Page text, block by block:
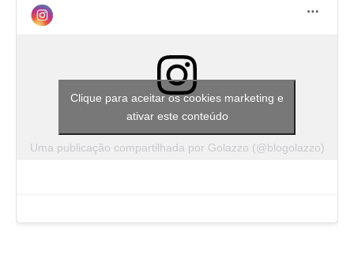
Uma publicação compartilhada por Golazzo (@blogolazzo)
Clique para aceitar os cookies marketing e
ativar este conteúdo